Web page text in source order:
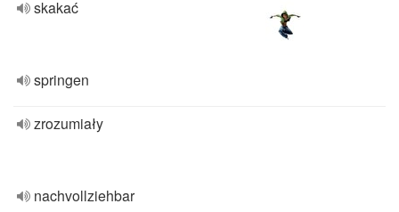
skakać
springen
zrozumiały
nachvollziehbar